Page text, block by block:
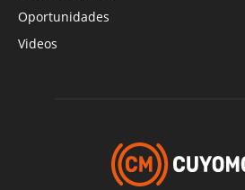
Oportunidades
Videos